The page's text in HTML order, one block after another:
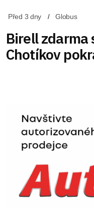
Před 3 dny Globus
Birell zdarma
Chotíkov